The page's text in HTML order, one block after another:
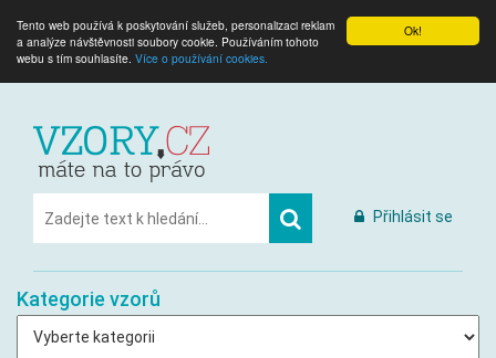
Ok!
Tento web používá k poskytování služeb, personalizaci reklam
a analýze návštěvnosti soubory cookie. Používáním tohoto
webu s tím souhlasíte. Více o používání cookies.
Přihlásit se
Kategorie vzorů